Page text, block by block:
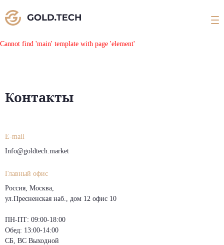
Cannot find 'main' template with page 'element'
Контакты
E-mail
Info@goldtech.market
Главный офис
Россия, Москва,
ул.Пресненская наб., дом 12 офис 10
ПН-ПТ: 09:00-18:00
Обед: 13:00-14:00
СБ, ВС Выходной